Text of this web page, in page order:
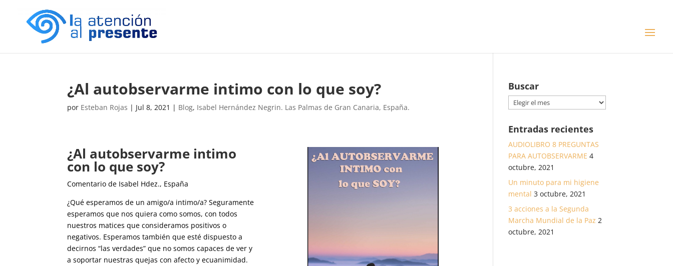
​¿Al autobservarme intimo con lo que soy?
por Esteban Rojas | Jul 8, 2021 | Blog, Isabel Hernández Negrin. Las Palmas de Gran Canaria, España.
​¿Al autobservarme intimo
con lo que soy?
Comentario de Isabel Hdez., España
¿Qué esperamos de un amigo/a intimo/a? Seguramente
esperamos que nos quiera como somos, con todos
nuestros matices que consideramos positivos o
negativos. Esperamos también que esté dispuesto a
decirnos “las verdades” que no somos capaces de ver y
a soportar nuestras quejas con afecto y ecuanimidad.
Buscar
Buscar
Entradas recientes
AUDIOLIBRO 8 PREGUNTAS
PARA AUTOBSERVARME 4
octubre, 2021
Un minuto para mi higiene
mental 3 octubre, 2021
3 acciones a la Segunda
Marcha Mundial de la Paz 2
octubre, 2021